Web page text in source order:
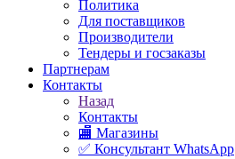
Политика
Для поставщиков
Производители
Тендеры и госзаказы
Партнерам
Контакты
Назад
Контакты
🏬 Магазины
✅️ Консультант WhatsApp